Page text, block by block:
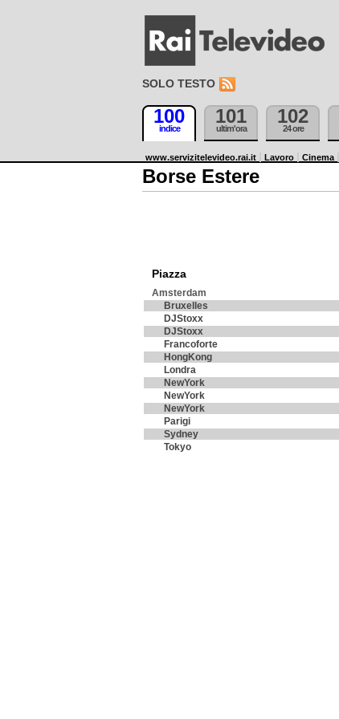
SOLO TESTO
100
indice
101
ultim'ora
102
24 ore
www.servizitelevideo.rai.it Lavoro Cinema
Borse Estere
Piazza
Amsterdam
Bruxelles
DJStoxx
DJStoxx
Francoforte
HongKong
Londra
NewYork
NewYork
NewYork
Parigi
Sydney
Tokyo